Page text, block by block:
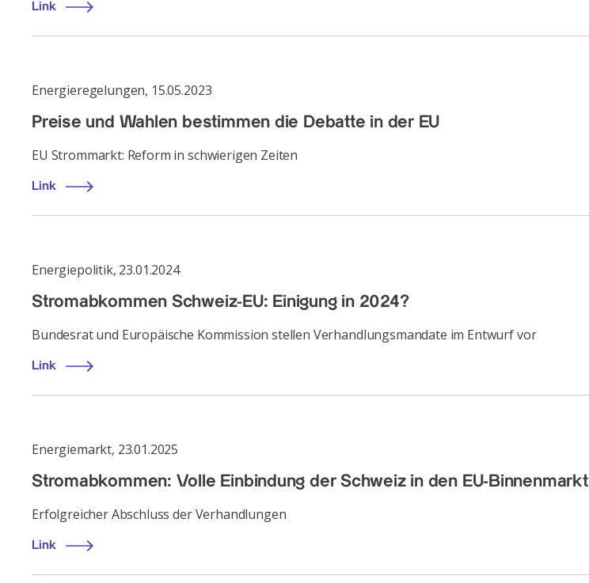
Link
Energieregelungen, 15.05.2023
Preise und Wahlen bestimmen die Debatte in der EU
EU Strommarkt: Reform in schwierigen Zeiten
Link
Energiepolitik, 23.01.2024
Stromabkommen Schweiz-EU: Einigung in 2024?
Bundesrat und Europäische Kommission stellen Verhandlungsmandate im Entwurf vor
Link
Energiemarkt, 23.01.2025
Stromabkommen: Volle Einbindung der Schweiz in den EU-Binnenmarkt
Erfolgreicher Abschluss der Verhandlungen
Link